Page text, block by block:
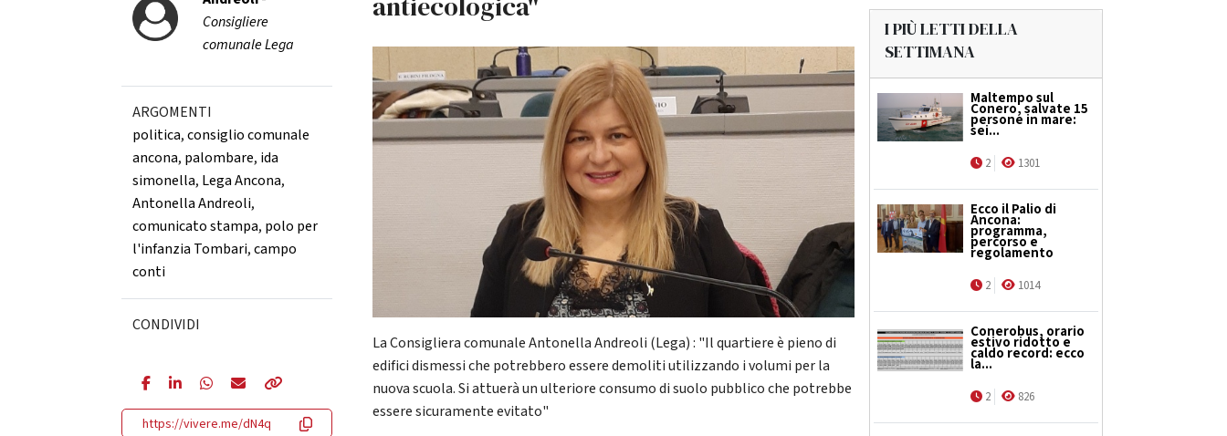
Consigliere
comunale Lega
ARGOMENTI
politica,consiglio comunale
ancona, palombare, ida
simonella, Lega Ancona,
Antonella Andreoli,
comunicato stampa, polo per
l'infanzia Tombari,campo
conti
CONDIVIDI
https://vivere.me/dN4q
La Consigliera comunale Antonella Andreoli (Lega) : "Il quartiere è pieno di
edifici dismessi che potrebbero essere demoliti utilizzando i volumi per la
nuova scuola. Si attuerà un ulteriore consumo di suolo pubblico che potrebbe
essere sicuramente evitato"
I PIÙ LETTI DELLA
SETTIMANA
Maltempo sul
Conero, salvate 15
persone in mare:
sei...
2 1301
Ecco il Palio di
Ancona:
programma,
percorso e
regolamento
2 1014
Conerobus, orario
estivo ridotto e
caldo record: ecco
la...
2 826